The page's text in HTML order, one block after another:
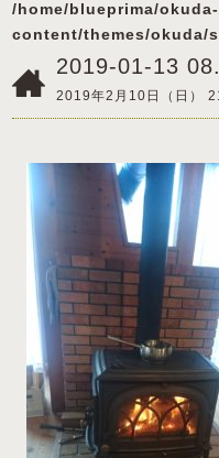
/home/blueprima/
content/themes/okuda/
2019-01-13
2019年2月10日（日）